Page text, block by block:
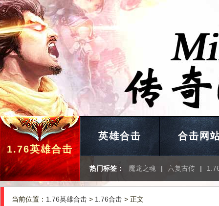
1.76英雄合击
英雄合击 合击网
热门标签： 魔龙之魂 | 六复古传 |
当前位置： 1.76英雄合击 > 1.76合击 > 正文